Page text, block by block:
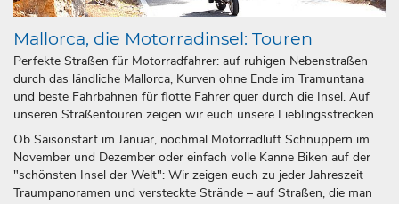
Mallorca, die Motorradinsel: Touren
Perfekte Straßen für Motorradfahrer: auf ruhigen Nebenstraßen
durch das ländliche Mallorca, Kurven ohne Ende im Tramuntana
und beste Fahrbahnen für flotte Fahrer quer durch die Insel. Auf
unseren Straßentouren zeigen wir euch unsere Lieblingsstrecken.
Ob Saisonstart im Januar, nochmal Motorradluft Schnuppern im
November und Dezember oder einfach volle Kanne Biken auf der
"schönsten Insel der Welt": Wir zeigen euch zu jeder Jahreszeit
Traumpanoramen und versteckte Strände – auf Straßen, die man